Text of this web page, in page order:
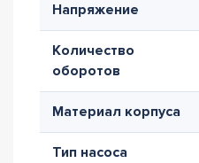
Напряжение
Количество
оборотов
Материал корпуса
Тип насоса